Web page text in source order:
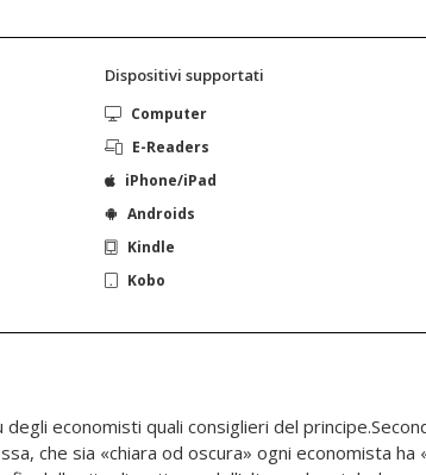
Dispositivi supportati
Computer
E-Readers
iPhone/iPad
Androids
Kindle
Kobo